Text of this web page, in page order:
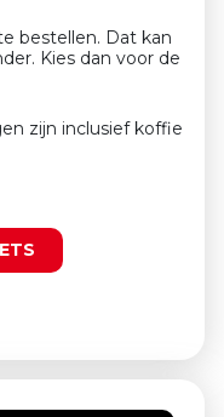
bestellen. Dat kan
Kies dan voor de
zijn inclusief koffie